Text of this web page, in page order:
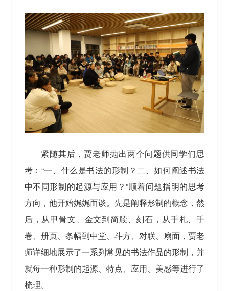
紧随其后，贾老师抛出两个问题供同学们思
考：“一、什么是书法的形制？二、如何阐述书法
中不同形制的起源与应用？”顺着问题指明的思考
方向，他开始娓娓而谈。先是阐释形制的概念，然
后，从甲骨文、金文到简牍、刻石，从手札、手
卷、册页、条幅到中堂、斗方、对联、扇面，贾老
师详细地展示了一系列常见的书法作品的形制，并
就每一种形制的起源、特点、应用、美感等进行了
梳理。